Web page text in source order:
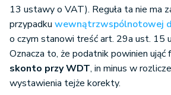
13 ustawy o VAT). Reguła ta nie ma
przypadku wewnątrzwspólnotowej
o czym stanowi treść art. 29a ust. 15
Oznacza to, że podatnik powinien ująć
skonto przy WDT, in minus w
wystawienia tejże korekty.